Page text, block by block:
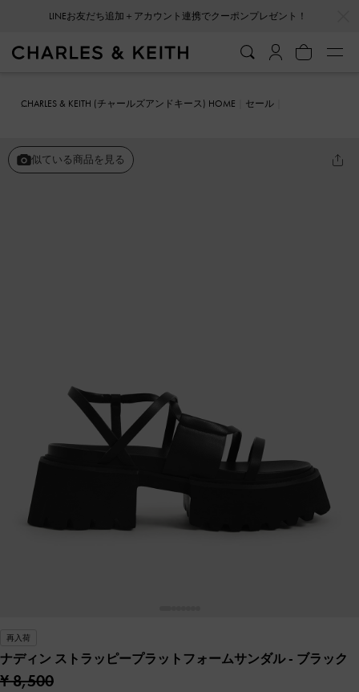
CHARLES & KEITH (チャールズアンドキース) HOME
セール
似ている商品を見る
再入荷
ナディン ストラッピープラットフォームサンダル- ブラック
¥ 8,500